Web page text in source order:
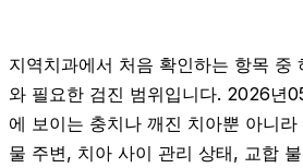
지역치과에서 처음 확인하는 항목 중
와 필요한 검진 범위입니다. 2026년
에 보이는 충치나 깨진 치아뿐 아니
물 주변, 치아 사이 관리 상태, 교합